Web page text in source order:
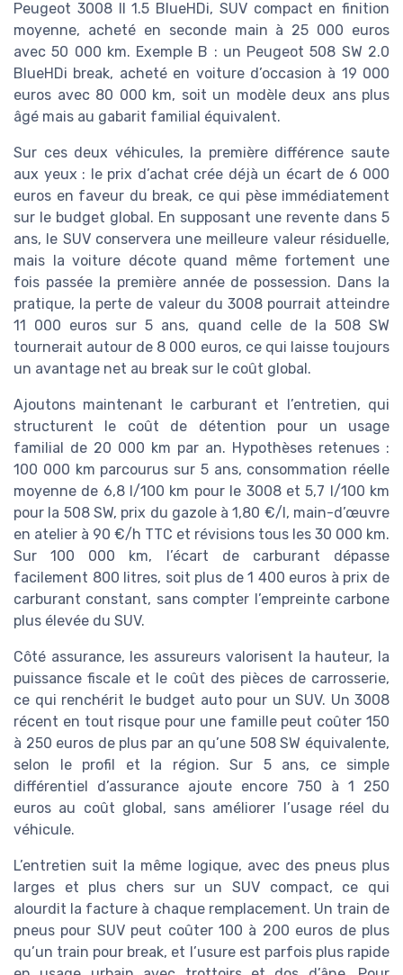
Peugeot 3008 II 1.5 BlueHDi, SUV compact en finition
moyenne, acheté en seconde main à 25 000 euros
avec 50 000 km. Exemple B : un Peugeot 508 SW 2.0
BlueHDi break, acheté en voiture d’occasion à 19 000
euros avec 80 000 km, soit un modèle deux ans plus
âgé mais au gabarit familial équivalent.
Sur ces deux véhicules, la première différence saute
aux yeux : le prix d’achat crée déjà un écart de 6 000
euros en faveur du break, ce qui pèse immédiatement
sur le budget global. En supposant une revente dans 5
ans, le SUV conservera une meilleure valeur résiduelle,
mais la voiture décote quand même fortement une
fois passée la première année de possession. Dans la
pratique, la perte de valeur du 3008 pourrait atteindre
11 000 euros sur 5 ans, quand celle de la 508 SW
tournerait autour de 8 000 euros, ce qui laisse toujours
un avantage net au break sur le coût global.
Ajoutons maintenant le carburant et l’entretien, qui
structurent le coût de détention pour un usage
familial de 20 000 km par an. Hypothèses retenues :
100 000 km parcourus sur 5 ans, consommation réelle
moyenne de 6,8 l/100 km pour le 3008 et 5,7 l/100 km
pour la 508 SW, prix du gazole à 1,80 €/l, main-d’œuvre
en atelier à 90 €/h TTC et révisions tous les 30 000 km.
Sur 100 000 km, l’écart de carburant dépasse
facilement 800 litres, soit plus de 1 400 euros à prix de
carburant constant, sans compter l’empreinte carbone
plus élevée du SUV.
Côté assurance, les assureurs valorisent la hauteur, la
puissance fiscale et le coût des pièces de carrosserie,
ce qui renchérit le budget auto pour un SUV. Un 3008
récent en tout risque pour une famille peut coûter 150
à 250 euros de plus par an qu’une 508 SW équivalente,
selon le profil et la région. Sur 5 ans, ce simple
différentiel d’assurance ajoute encore 750 à 1 250
euros au coût global, sans améliorer l’usage réel du
véhicule.
L’entretien suit la même logique, avec des pneus plus
larges et plus chers sur un SUV compact, ce qui
alourdit la facture à chaque remplacement. Un train de
pneus pour SUV peut coûter 100 à 200 euros de plus
qu’un train pour break, et l’usure est parfois plus rapide